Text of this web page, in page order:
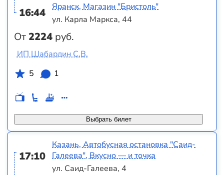
16:44
От2224 руб.
Яранск, Магазин "Бристоль"
ул. Карла Маркса, 44
Выбрать билет
ИП Шабардин С.В.
5
1
17:10
Казань, Автобусная остановка "Саид-
Галеева", Вкусно — и точка
ул. Саид-Галеева, 4